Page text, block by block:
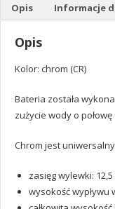
Opis Informacje
Opis
Kolor: chrom (CR)
Bateria została
zużycie wody o
Chrom jest
zasięg wylewki: 12,5
wysokość wypływu